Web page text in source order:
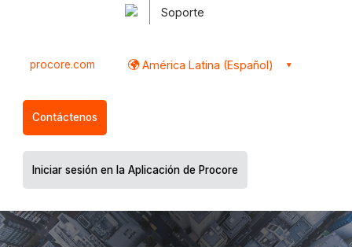
Soporte
procore.com América Latina (Español)
Contáctenos
Iniciar sesión en la Aplicación de Procore